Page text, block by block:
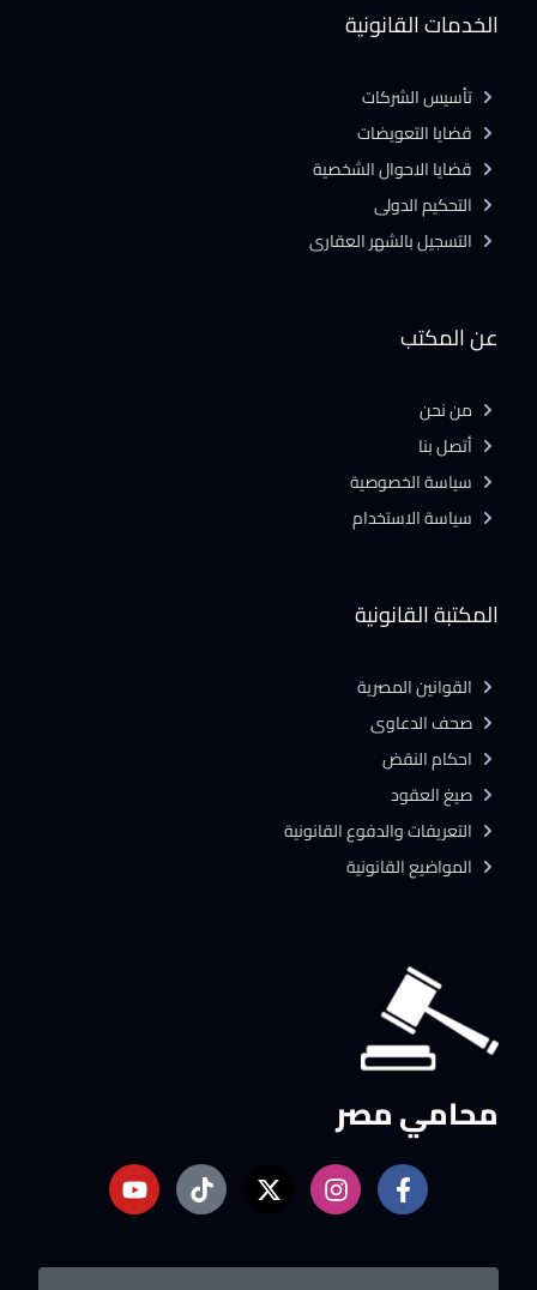
محامي مصر
المكتبة القانونية
القوانين المصرية
صحف الدعاوى
احكام النقض
صيغ العقود
التعريفات والدفوع القانونية
المواضيع القانونية
عن المكتب
من نحن
أتصل بنا
سياسة الخصوصية
سياسة الاستخدام
الخدمات القانونية
تأسيس الشركات
قضايا التعويضات
قضايا الاحوال الشخصية
التحكيم الدولى
التسجيل بالشهر العقارى